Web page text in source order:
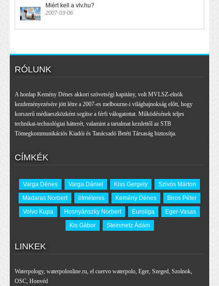
Miért kell a vlv.hu?
2007-03-06
RÓLUNK
A honlap Kemény Dénes akkori szövetségi kapitány, volt MVLSZ-elnök
kezdeményezésére jött létre a 2007-es melbourne-i világbajnokság előtt, hogy
korszerű médiaeszközként segítse a férfi válogatottat. Működésének teljes
technikai-technológiai hátterét, valamint a tartalmat kezdettől az STB
Tömegkommunikációs Kiadói és Tanácsadó Betéti Társaság biztosítja.
CÍMKÉK
Varga Dénes Varga Dániel Kiss Gergely
Szivós Márton
Madaras Norbert
ötméteres Kemény Dénes
Biros Péter
Volvo Kupa
Hosnyánszky Norbert Euroliga
Eger-Vasas
Kis Gábor
Steinmetz Ádám
LINKEK
Waterpology, waterpolonline.ru, el cuervo waterpolo, Eger, Szeged, Szolnok,
OSC, Honvéd